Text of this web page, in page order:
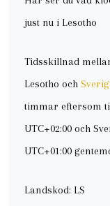
just nu i Lesotho
Tidsskillnad
Lesotho och
timmar eftersom
UTC+02:00 och
UTC+01:00
Landskod: LS